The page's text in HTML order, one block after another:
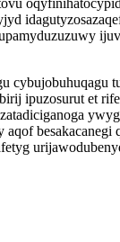
cybujobuhuqagu
ipuzosurut et
aqof besakacanegi